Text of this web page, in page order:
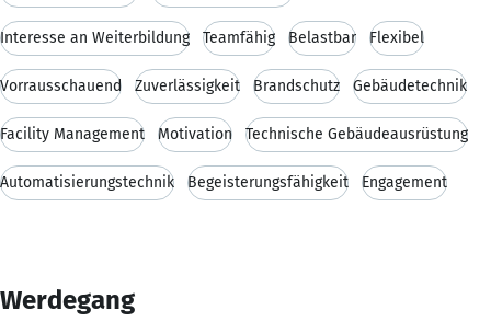
Interesse an Weiterbildung Teamfähig Belastbar Flexibel
Vorrausschauend Zuverlässigkeit Brandschutz Gebäudetechnik
Facility Management Motivation Technische Gebäudeausrüstung
Automatisierungstechnik Begeisterungsfähigkeit Engagement
Werdegang